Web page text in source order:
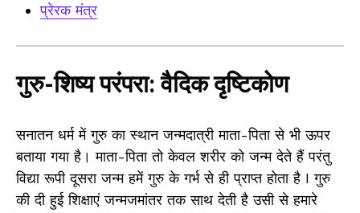
प्रेरक मंत्र
गुरु-शिष्य परंपरा: वैदिक दृष्टिकोण
सनातन धर्म में गुरु का स्थान जन्मदात्री माता-पिता से भी ऊपर
बताया गया है। माता-पिता तो केवल शरीर को जन्म देते हैं परंतु
विद्या रूपी दूसरा जन्म हमें गुरु के गर्भ से ही प्राप्त होता है I गुरु
की दी हुई शिक्षाएं जन्मजमांतर तक साथ देती है उसी से हमारे